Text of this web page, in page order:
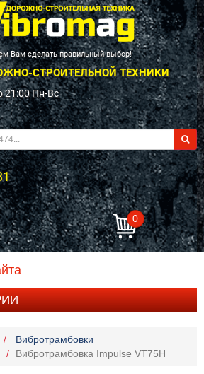
Вам сделать правильный выбор!
СТРОИТЕЛЬНОЙ ТЕХНИКИ
21:00 Пн-Вс
0
Вибротрамбовки
Вибротрамбовка Impulse VT75H